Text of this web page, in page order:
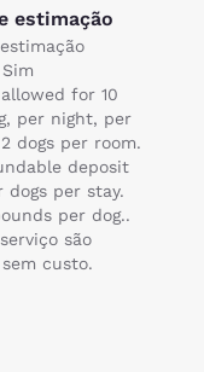
estimação
for 10
per night, per
dogs per room.
deposit
per stay.
per dog..
são
custo.